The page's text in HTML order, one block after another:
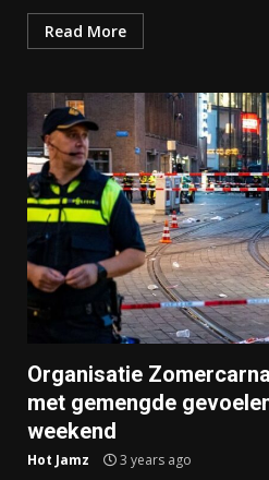
Read More
Organisatie
met gemengde
weekend
Hot Jamz 3 years ago